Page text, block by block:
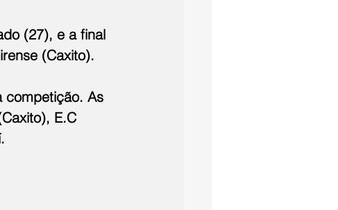
(27), e a final
(Caxito).
competição. As
E.C